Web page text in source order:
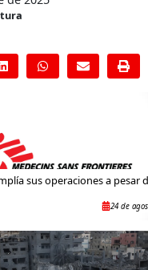
sus operaciones a pesar
24 de